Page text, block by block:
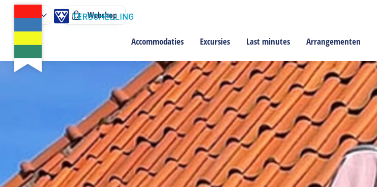
Accommodaties Excursies Last minutes Arrangementen
Webshop